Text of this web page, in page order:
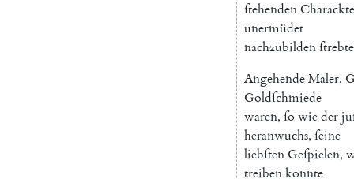
ſtehenden
unermüdet
nachzubildenſtrebte
AngehendeMaler,
Goldſchmiede
waren, ſo wieder
heranwuchs, ſeine
liebſten Geſpielen,
treibenkonnte